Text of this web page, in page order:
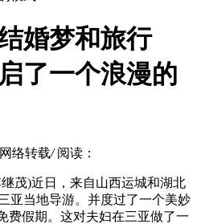
婚梦和旅行
了一个浪漫的
络转载/ 阅读：
茂)近日，来自山西运城和湖北
亚当地导游。并度过了一个美妙
费假期。这对夫妇在三亚做了一